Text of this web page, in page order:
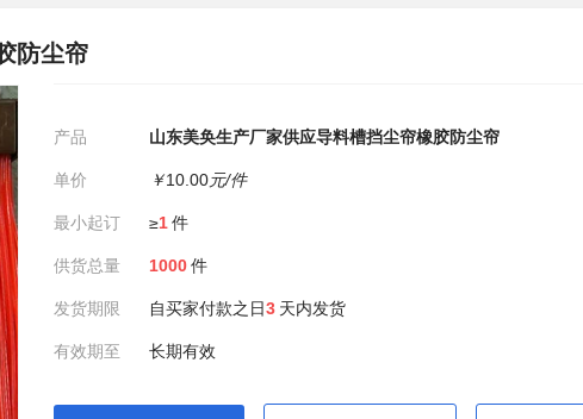
防尘帘
产品 山东美奂生产厂家供应导料槽挡尘帘橡胶防尘帘
单价 ￥10.00元/件
最小起订 ≥1件
供货总量 1000件
发货期限 自买家付款之日3 天内发货
有效期至 长期有效